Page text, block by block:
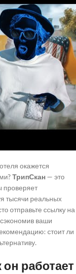
окажется
ТрипСкан — это
проверяет
тысячи реальных
отправьте ссылку на
ваши
стоит ли
работает